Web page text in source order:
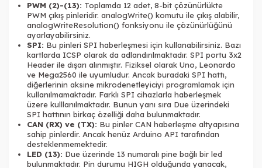
PWM (2)-(13): Toplamda 12 adet, 8-bit çözünürlükte
PWM çıkış pinleridir. analogWrite() komutu ile çıkış alabilir,
analogWriteResolution() fonksiyonu ile çözünürlüğünü
ayarlayabilirsiniz.
SPI: Bu pinleri SPI haberleşmesi için kullanabilirsiniz. Bazı
kartlarda ICSP olarak da adlandırılmaktadır. SPI portu 3x2
Header ile dışarı alınmıştır. Fiziksel olarak Uno, Leonardo
ve Mega2560 ile uyumludur. Ancak buradaki SPI hattı,
diğerlerinin aksine mikrodenetleyiciyi programlamak için
kullanılmamaktadır. Farklı SPI cihazlarla haberleşmek
üzere kulllanılmaktadır. Bunun yanı sıra Due üzerindeki
SPI hattının birkaç özelliği daha bulunmaktadır.
CAN (RX) ve (TX): Bu pinler CAN haberleşme altyapısına
sahip pinlerdir. Ancak henüz Arduino API tarafından
desteklenmemektedir.
LED (13): Due üzerinde 13 numaralı pine bağlı bir led
bulunmaktadır. Pin durumu HIGH olduğunda yanacak,